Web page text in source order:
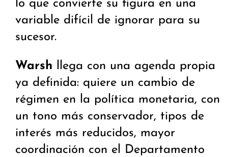
lo que convierte su figura en una
variable difícil de ignorar para su
sucesor.
Warsh llega con una agenda propia
ya definida: quiere un cambio de
régimen en la política monetaria, con
un tono más conservador, tipos de
interés más reducidos, mayor
coordinación con el Departamento